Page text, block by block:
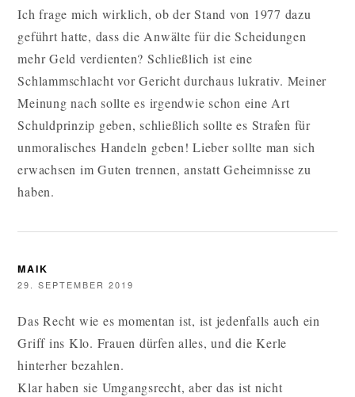
Ich frage mich wirklich, ob der Stand von 1977 dazu
geführt hatte, dass die Anwälte für die Scheidungen
mehr Geld verdienten? Schließlich ist eine
Schlammschlacht vor Gericht durchaus lukrativ. Meiner
Meinung nach sollte es irgendwie schon eine Art
Schuldprinzip geben, schließlich sollte es Strafen für
unmoralisches Handeln geben! Lieber sollte man sich
erwachsen im Guten trennen, anstatt Geheimnisse zu
haben.
MAIK
29. SEPTEMBER 2019
Das Recht wie es momentan ist, ist jedenfalls auch ein
Griff ins Klo. Frauen dürfen alles, und die Kerle
hinterher bezahlen.
Klar haben sie Umgangsrecht, aber das ist nicht